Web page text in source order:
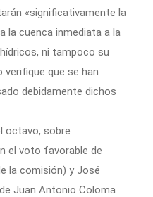
«significativamente la
la cuenca inmediata a la
ni tampoco su
verifique que se han
debidamente dichos
octavo, sobre
el voto favorable de
la comisión) y José
Juan Antonio Coloma